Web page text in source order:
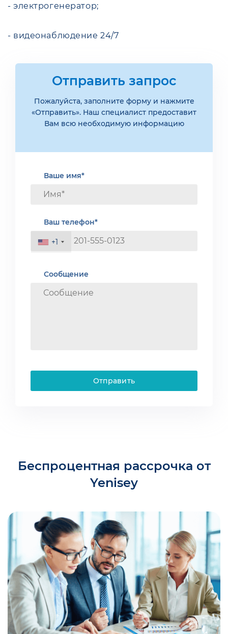
- электрогенератор;
- видеонаблюдение 24/7
Отправить запрос
Пожалуйста, заполните форму и нажмите
«Отправить». Наш специалист предоставит
Вам всю необходимую информацию
Ваше имя*
Ваш телефон*
+1
Сообщение
Отправить
Беспроцентная рассрочка от
Yenisey